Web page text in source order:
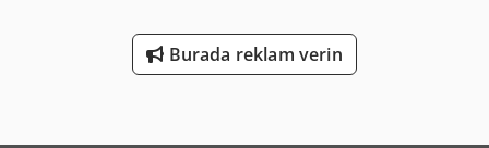
Burada reklam verin